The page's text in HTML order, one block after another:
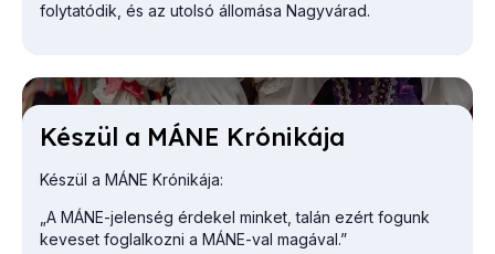
folytatódik, és az utolsó állomása Nagyvárad.
Ké­szül a MÁNE Kró­ni­ká­ja
Készül a MÁNE Krónikája:
„A MÁNE-jelenség érdekel minket, talán ezért fogunk
keveset foglalkozni a MÁNE-val magával.”